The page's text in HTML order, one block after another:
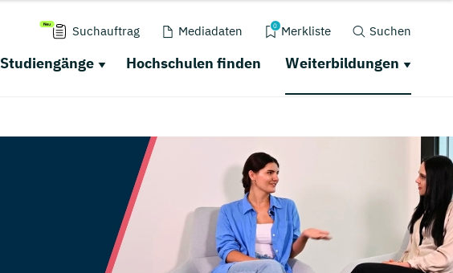
Suchauftrag Mediadaten 0 Merkliste Suchen
Studiengänge Hochschulen finden Weiterbildungen